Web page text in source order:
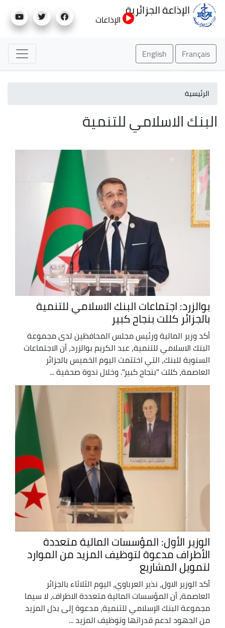
إلى
الإذاعة الجزائرية
الإذاعات
Français
English
الرئيسية
البنك الاسلامي للتنمية
بوالزرد: اجتماعات البنك الاسلامي للتنمية
بالجزائر كللت بنجاح كبير
أكد وزير المالية ورئيس مجلس المحافظين لدى مجموعة
البنك الاسلامي للتنمية، عبد الكريم بوالزرد، أن الاجتماعات
السنوية للبنك، التي اختتمت اليوم الخميس بالجزائر
العاصمة، كللت "بنجاح كبير". وخلال ندوة صحفية ...
الوزير الأول: المؤسسات المالية متعددة
الأطراف مدعوة لتوظيف المزيد من الموارد
لتمويل المشاريع
أكد الوزير الاول، نذير العرباوي، اليوم الثلاثاء بالجزائر
العاصمة، أن المؤسسات المالية متعددة الاطراف، لا سيما
مجموعة البنك الإسلامي للتنمية، مدعوة إلى بذل المزيد
من الجهود لدعم قدراتها وتوظيف المزيد ...